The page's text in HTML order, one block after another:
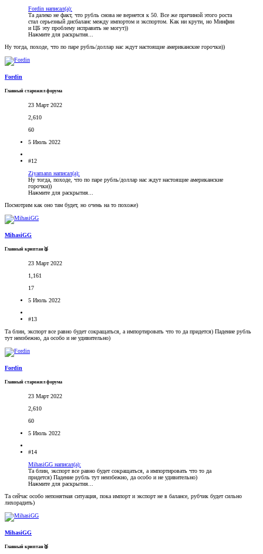
Fordin написал(а):
Та далеко не факт, что рубль снова не вернется к 50. Все же причиной этого роста
стал серьезный дисбаланс между импортом и экспортом. Как ни крути, но Минфин
и ЦБ эту проблему исправить не могут))
Нажмите для раскрытия...
Ну тогда, походе, что по паре рубль/доллар нас ждут настоящие американские горочки))
Fordin
Главный старожил форума
23 Март 2022
2,610
60
5 Июль 2022
#12
Ziyamann написал(а):
Ну тогда, походе, что по паре рубль/доллар нас ждут настоящие американские
горочки))
Нажмите для раскрытия...
Посмотрим как оно там будет, но очень на то похоже)
MihasiGG
Главный криптан🥈
23 Март 2022
1,161
17
5 Июль 2022
#13
Та блин, экспорт все равно будет сокращаться, а импортировать что то да придется) Падение рубль
тут неизбежно, да особо и не удивительно)
Fordin
Главный старожил форума
23 Март 2022
2,610
60
5 Июль 2022
#14
MihasiGG написал(а):
Та блин, экспорт все равно будет сокращаться, а импортировать что то да
придется) Падение рубль тут неизбежно, да особо и не удивительно)
Нажмите для раскрытия...
Та сейчас особо непонятная ситуация, пока импорт и экспорт не в балансе, рубчик будет сильно
лихорадить)
MihasiGG
Главный криптан🥈